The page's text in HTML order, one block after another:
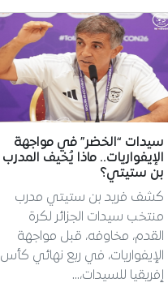
سيدات “الخضر” في مواجهة
الإيفواريات.. ماذا يُخيف المدرب
بن ستيتي؟
كشف فريد بن ستيتي مدرب
منتخب سيدات الجزائر لكرة
القدم، مخاوفه، قبل مواجهة
الإيفواريات، في ربع نهائي كأس
إفريقيا للسيدات،…